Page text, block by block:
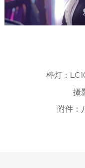
棒灯：
摄
附件：